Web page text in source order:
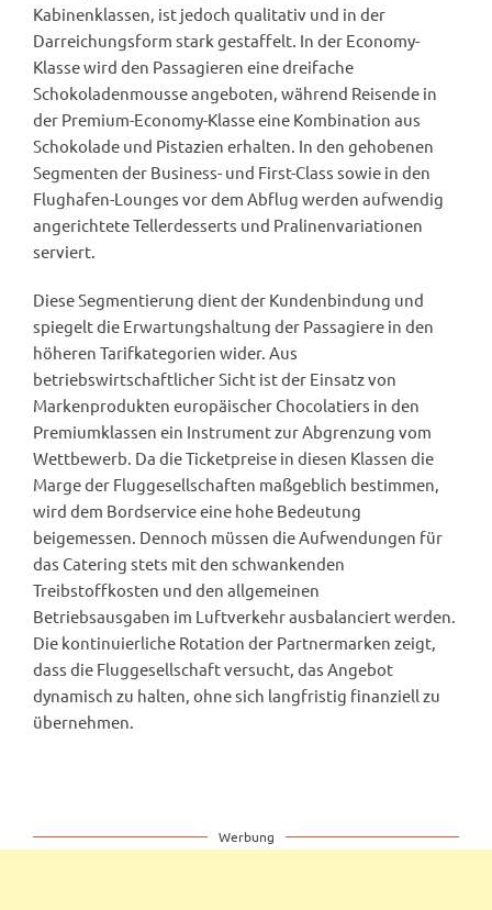
Kabinenklassen, ist jedoch qualitativ und in der
Darreichungsform stark gestaffelt. In der Economy-
Klasse wird den Passagieren eine dreifache
Schokoladenmousse angeboten, während Reisende in
der Premium-Economy-Klasse eine Kombination aus
Schokolade und Pistazien erhalten. In den gehobenen
Segmenten der Business- und First-Class sowie in den
Flughafen-Lounges vor dem Abflug werden aufwendig
angerichtete Tellerdesserts und Pralinenvariationen
serviert.
Diese Segmentierung dient der Kundenbindung und
spiegelt die Erwartungshaltung der Passagiere in den
höheren Tarifkategorien wider. Aus
betriebswirtschaftlicher Sicht ist der Einsatz von
Markenprodukten europäischer Chocolatiers in den
Premiumklassen ein Instrument zur Abgrenzung vom
Wettbewerb. Da die Ticketpreise in diesen Klassen die
Marge der Fluggesellschaften maßgeblich bestimmen,
wird dem Bordservice eine hohe Bedeutung
beigemessen. Dennoch müssen die Aufwendungen für
das Catering stets mit den schwankenden
Treibstoffkosten und den allgemeinen
Betriebsausgaben im Luftverkehr ausbalanciert werden.
Die kontinuierliche Rotation der Partnermarken zeigt,
dass die Fluggesellschaft versucht, das Angebot
dynamisch zu halten, ohne sich langfristig finanziell zu
übernehmen.
Werbung